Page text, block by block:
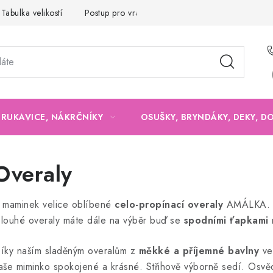
Tabulka velikostí Postup pro vrácení a výměnu
NÁKRČNÍKY OSUŠKY, BRYNDÁKY, DEKY,
maminek velice oblíbené celo-propínací overaly
overaly máte dále na výběr buď se spodními ťapkami
naším sladěným overalům z měkké a příjemné bavlny
miminko spokojené a krásné. Střihově výborně sedí.